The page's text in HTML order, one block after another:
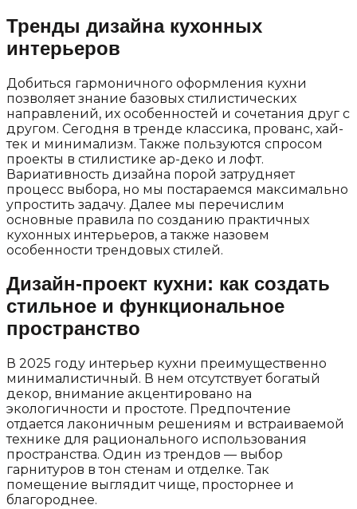
Тренды дизайна кухонных
интерьеров
Добиться гармоничного оформления кухни
позволяет знание базовых стилистических
направлений, их особенностей и сочетания друг с
другом. Сегодня в тренде классика, прованс, хай-
тек и минимализм. Также пользуются спросом
проекты в стилистике ар-деко и лофт.
Вариативность дизайна порой затрудняет
процесс выбора, но мы постараемся максимально
упростить задачу. Далее мы перечислим
основные правила по созданию практичных
кухонных интерьеров, а также назовем
особенности трендовых стилей.
Дизайн-проект кухни: как создать
стильное и функциональное
пространство
В 2025 году интерьер кухни преимущественно
минималистичный. В нем отсутствует богатый
декор, внимание акцентировано на
экологичности и простоте. Предпочтение
отдается лаконичным решениям и встраиваемой
технике для рационального использования
пространства. Один из трендов — выбор
гарнитуров в тон стенам и отделке. Так
помещение выглядит чище, просторнее и
благороднее.